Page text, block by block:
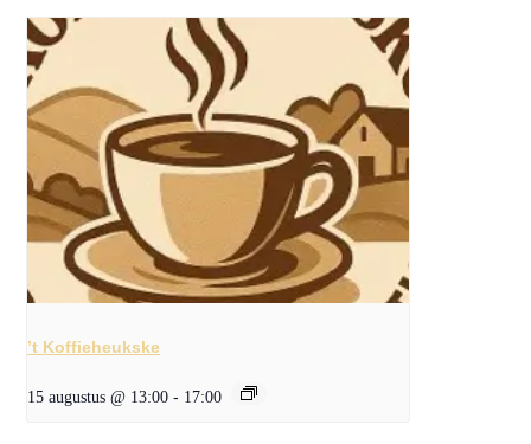
’t Koffieheukske
15 augustus @ 13:00 - 17:00